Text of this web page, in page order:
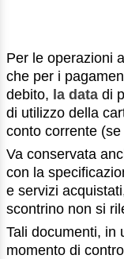
Per le operazioni
che per i
debito, la data di
di utilizzo della
conto corrente (se
Va conservata
con la
e servizi
scontrino non si
Tali documenti, in
momento di